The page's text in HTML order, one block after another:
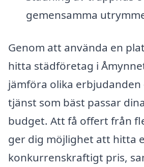
gemensamma
Genom att använda en
hitta städföretag i
jämföra olika
tjänst som bäst passar
budget. Att få offert från
ger dig möjlighet att hitta
konkurrenskraftigt pris,